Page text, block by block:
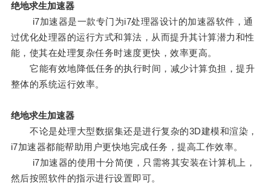
绝地求生加速器
i7加速器是一款专门为i7处理器设计的加速器软件，通
过优化处理器的运行方式和算法，从而提升其计算潜力和性
能，使其在处理复杂任务时速度更快，效率更高。
它能有效地降低任务的执行时间，减少计算负担，提升
整体的系统运行效率。
绝地求生加速器
不论是处理大型数据集还是进行复杂的3D建模和渲染，
i7加速器都能帮助用户更快地完成任务，提高工作效率。
i7加速器的使用十分简便，只需将其安装在计算机上，
然后按照软件的指示进行设置即可。